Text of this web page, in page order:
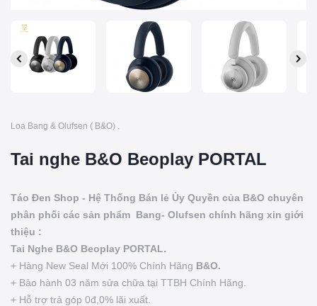
Loa Bang & Olufsen ( B&O) .
Tai nghe B&O Beoplay PORTAL
Táo Đen Shop - Hệ Thống Bán lẻ Ủy Quyền của B&O chuyên
phân phối các sản phẩm Bang- Olufsen chính hãng xin giới
thiệu :
Tai Nghe B&O Beoplay PORTAL.
+ Hàng New Seal Mới 100% Chính Hãng B&O.
+ Bảo hành 03 năm sửa chữa tại TTBH Chính Hãng.
+ Hỗ trợ trả góp 0đ,0% lãi xuất.